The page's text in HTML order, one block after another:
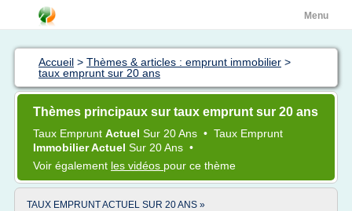
Menu
Accueil > Thèmes & articles : emprunt immobilier >
taux emprunt sur 20 ans
Thèmes principaux sur taux emprunt sur 20 ans
Taux Emprunt Actuel Sur 20 Ans • Taux Emprunt
Immobilier Actuel Sur 20 Ans •
Voir également les vidéos pour ce thème
TAUX EMPRUNT ACTUEL SUR 20 ANS »